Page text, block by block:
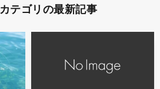
カテゴリの最新記事